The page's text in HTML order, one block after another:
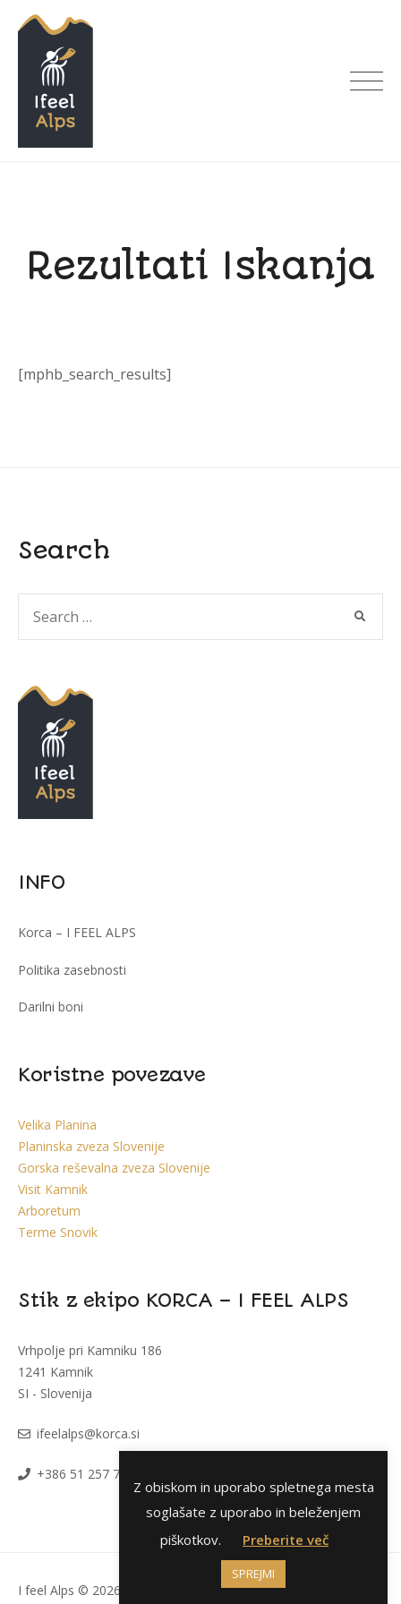
content
Rezultati Iskanja
[mphb_search_results]
Search
for:
INFO
Korca – I FEEL ALPS
Politika zasebnosti
Darilni boni
Koristne povezave
Velika Planina
Planinska zveza Slovenije
Gorska reševalna zveza Slovenije
Visit Kamnik
Arboretum
Terme Snovik
Stik z ekipo KORCA – I FEEL ALPS
Vrhpolje pri Kamniku 186
1241 Kamnik
SI - Slovenija
ifeelalps@korca.si
+386 51 257 793
I feel Alps © 2026 Vse pravice pridržane
Z obiskom in uporabo spletnega mesta
soglašate z uporabo in beleženjem
piškotkov.
Preberite več
SPREJMI